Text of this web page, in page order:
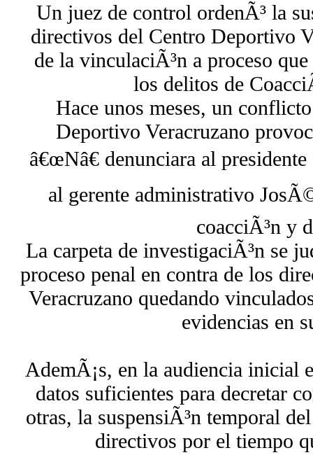
Un juez de control ordenÃ³ la
directivos del Centro Deportivo
de la vinculaciÃ³n a proceso
los delitos de
Hace unos meses, un
Deportivo Veracruzano
â€œNâ€ denunciara al
al gerente administrativo
coacciÃ³n y
La carpeta de investigaciÃ³n se
proceso penal en contra de los
Veracruzano quedando
evidencias en
AdemÃ¡s, en la audiencia inicial
datos suficientes para decretar
otras, la suspensiÃ³n temporal
directivos por el tiempo